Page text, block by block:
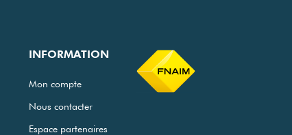
INFORMATION
Mon compte
Nous contacter
Espace partenaires